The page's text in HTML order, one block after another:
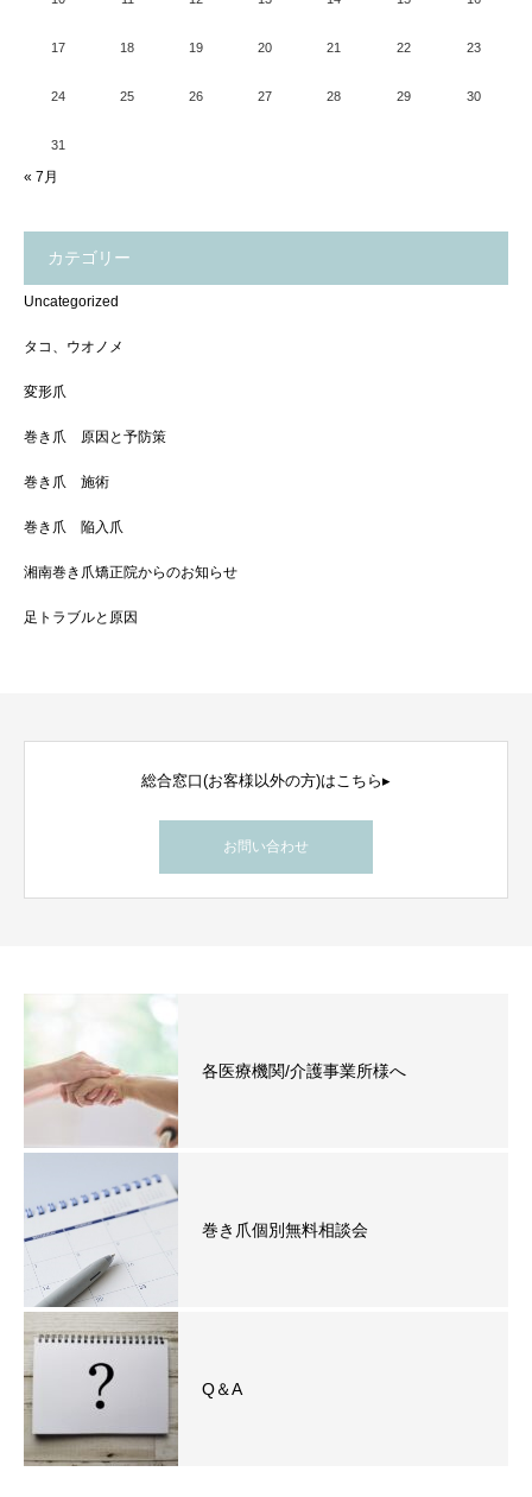
17 18 19 20 21 22 23
24 25 26 27 28 29 30
31
« 7月
カテゴリー
Uncategorized
タコ、ウオノメ
変形爪
巻き爪 原因と予防策
巻き爪 施術
巻き爪 陥入爪
湘南巻き爪矯正院からのお知らせ
足トラブルと原因
総合窓口(お客様以外の方)はこちら▸
お問い合わせ
各医療機関/介護事業所様へ
巻き爪個別無料相談会
Q＆A